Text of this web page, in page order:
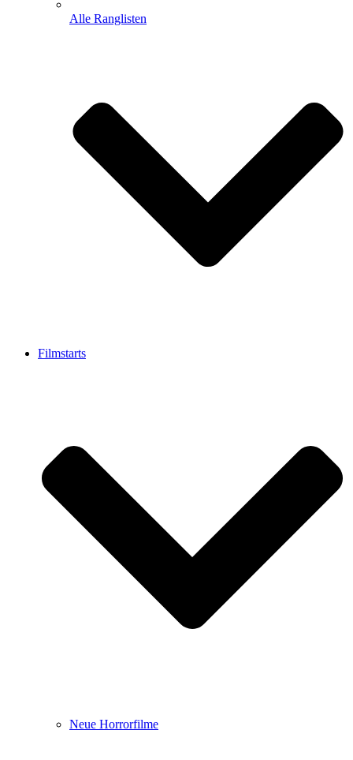
Alle Ranglisten
Filmstarts
Neue Horrorfilme